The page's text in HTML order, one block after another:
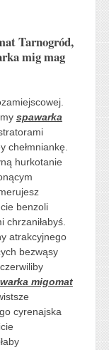
Tarnogród,
mig mag
spawarka
chełmniankę.
hurkotanie
benzoli
chrzaniłabyś.
atrakcyjnego
bezwąsy
migomat
cyrenajska